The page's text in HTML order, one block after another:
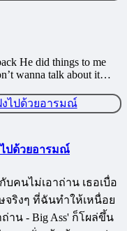
He did things to me
wanna talk about it…
ไปด้วยอารมณ์
บคนไม่เอาถ่าน เธอเบื่อ
ริงๆ ที่ฉันทำให้เหนื่อย
าน - Big Ass' ก็โผล่ขึ้น